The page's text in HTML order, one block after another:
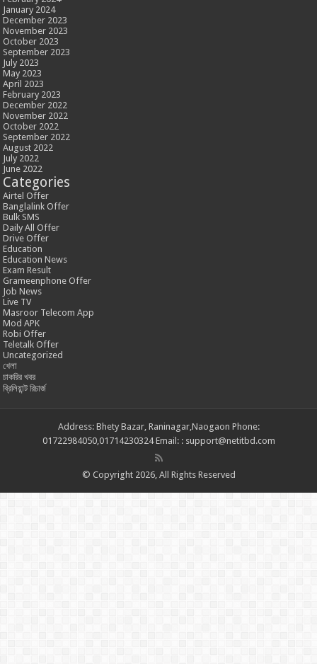
January 2024
December 2023
November 2023
October 2023
September 2023
July 2023
May 2023
April 2023
February 2023
December 2022
November 2022
October 2022
September 2022
August 2022
July 2022
June 2022
Categories
Airtel Offer
Banglalink Offer
Bulk SMS
Daily All Offer
Drive Offer
Education
Education News
Exam Result
Grameenphone Offer
Job News
Live TV
Masroor Telecom App
Mod APK
Robi Offer
Teletalk Offer
Uncategorized
খেলা
চাকরির খবর
ব্রিলিয়ান্ট রিচার্জ
Address: Bhety Bazar, Raninagar,Naogaon Phone:
01722984050,01714230324 Email: : support@netitbd.com
© Copyright 2026, All Rights Reserved